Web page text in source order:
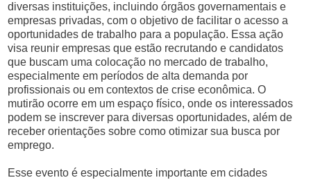
diversas instituições, incluindo órgãos governamentais e
empresas privadas, com o objetivo de facilitar o acesso a
oportunidades de trabalho para a população. Essa ação
visa reunir empresas que estão recrutando e candidatos
que buscam uma colocação no mercado de trabalho,
especialmente em períodos de alta demanda por
profissionais ou em contextos de crise econômica. O
mutirão ocorre em um espaço físico, onde os interessados
podem se inscrever para diversas oportunidades, além de
receber orientações sobre como otimizar sua busca por
emprego.
Esse evento é especialmente importante em cidades